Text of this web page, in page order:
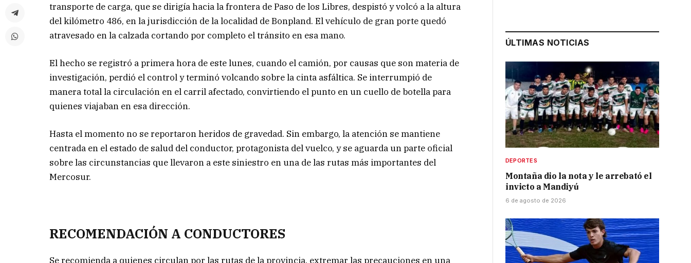
transporte de carga, que se dirigía hacia la frontera de Paso de los Libres, despistó y volcó a la altura
del kilómetro 486, en la jurisdicción de la localidad de Bonpland. El vehículo de gran porte quedó
atravesado en la calzada cortando por completo el tránsito en esa mano.
El hecho se registró a primera hora de este lunes, cuando el camión, por causas que son materia de
investigación, perdió el control y terminó volcando sobre la cinta asfáltica. Se interrumpió de
manera total la circulación en el carril afectado, convirtiendo el punto en un cuello de botella para
quienes viajaban en esa dirección.
Hasta el momento no se reportaron heridos de gravedad. Sin embargo, la atención se mantiene
centrada en el estado de salud del conductor, protagonista del vuelco, y se aguarda un parte oficial
sobre las circunstancias que llevaron a este siniestro en una de las rutas más importantes del
Mercosur.
RECOMENDACIÓN A CONDUCTORES
Se recomienda a quienes circulan por las rutas de la provincia, extremar las precauciones en una
ÚLTIMAS NOTICIAS
DEPORTES
Montaña dio la nota y le arrebató el
invicto a Mandiyú
6 de agosto de 2026